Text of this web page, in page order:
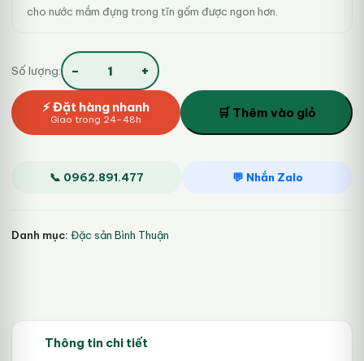
cho nước mắm đựng trong tĩn gốm được ngon hơn.
Số lượng:Nước
mắm
Tĩn
nhãn
cơm
− +
🛒 Thêm vào giỏ
⚡ Đặt hàng nhanh
Giao trong 24–48h
📞 0962.891.477 💬 Nhắn Zalo
Danh mục: Đặc sản Bình Thuận
Thông tin chi tiết